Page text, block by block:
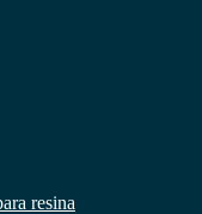
resina